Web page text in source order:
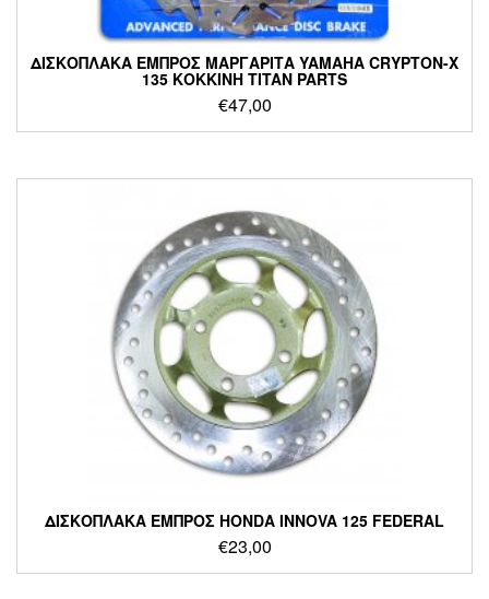
ΔΙΣΚΟΠΛΑΚΑ ΕΜΠΡΟΣ ΜΑΡΓΑΡΙΤΑ YAMAHA CRYPTON-X
135 ΚΟΚΚΙΝΗ TITAN PARTS
€47,00
ΔΙΣΚΟΠΛΑΚΑ ΕΜΠΡΟΣ HONDA INNOVA 125 FEDERAL
€23,00